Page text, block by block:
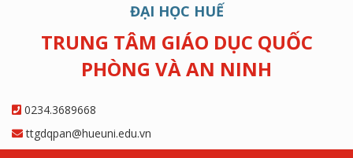
ĐẠI HỌC HUẾ
TRUNG TÂM GIÁO DỤC QUỐC
PHÒNG VÀ AN NINH
0234.3689668
ttgdqpan@hueuni.edu.vn